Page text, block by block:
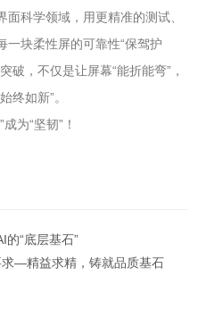
科学领域，用更精准的测试、
一块柔性屏的可靠性“保驾护
，不仅是让屏幕“能折能弯”，
终如新”。
为“坚韧”！
的“底层基石”
求—精益求精，铸就品质基石